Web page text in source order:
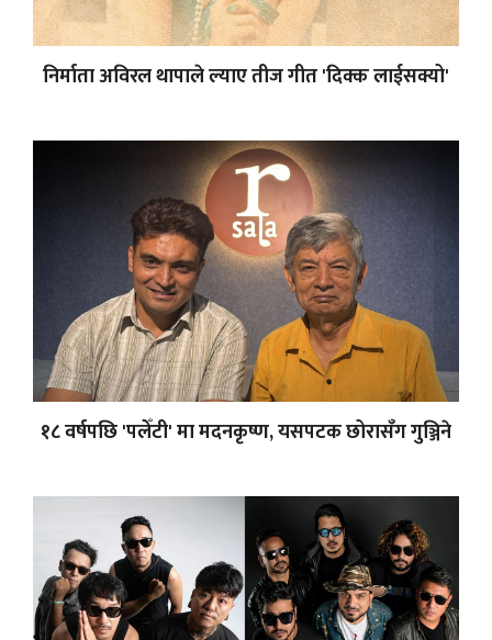
निर्माता अविरल थापाले ल्याए तीज गीत 'दिक्क लाईसक्यो'
१८ वर्षपछि 'पलेँटी' मा मदनकृष्ण, यसपटक छोरासँग गुञ्जिने